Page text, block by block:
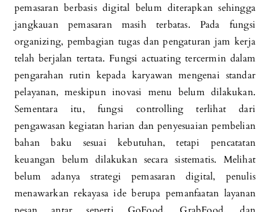
pemasaran berbasis digital belum diterapkan sehingga
jangkauan pemasaran masih terbatas. Pada fungsi
organizing, pembagian tugas dan pengaturan jam kerja
telah berjalan tertata. Fungsi actuating tercermin dalam
pengarahan rutin kepada karyawan mengenai standar
pelayanan, meskipun inovasi menu belum dilakukan.
Sementara itu, fungsi controlling terlihat dari
pengawasan kegiatan harian dan penyesuaian pembelian
bahan baku sesuai kebutuhan, tetapi pencatatan
keuangan belum dilakukan secara sistematis. Melihat
belum adanya strategi pemasaran digital, penulis
menawarkan rekayasa ide berupa pemanfaatan layanan